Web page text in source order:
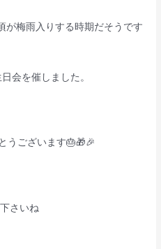
が梅雨入りする時期だそうです
会を催しました。
うございます🎂🎁🎉
さいね